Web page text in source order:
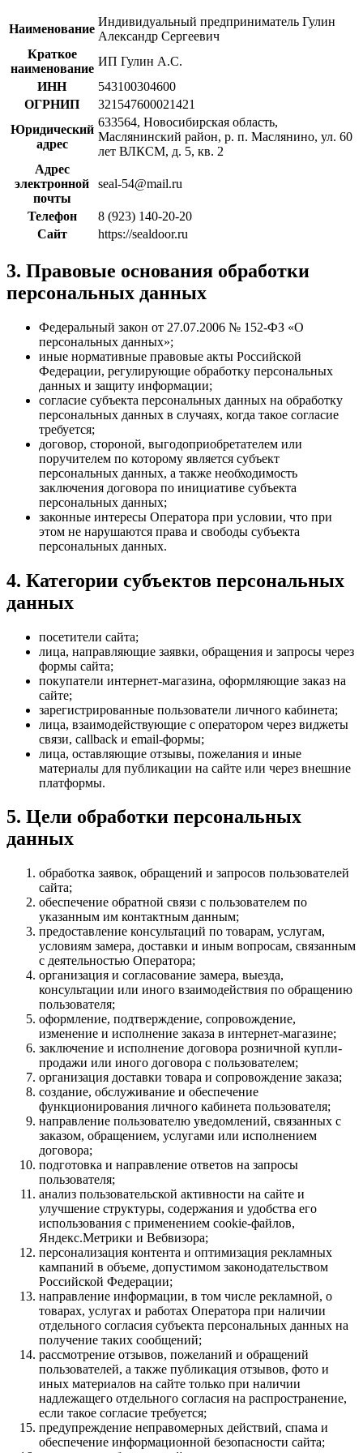
Наименование
Индивидуальный предприниматель Гулин
Александр Сергеевич
Краткое
наименование
ИП Гулин А.С.
ИНН
543100304600
ОГРНИП
321547600021421
Юридический
адрес
633564, Новосибирская область,
Маслянинский район, р. п. Маслянино, ул. 60
лет ВЛКСМ, д. 5, кв. 2
Адрес
электронной
почты
seal-54@mail.ru
Телефон
8 (923) 140-20-20
Сайт
https://sealdoor.ru
3. Правовые основания обработки
персональных данных
Федеральный закон от 27.07.2006 № 152-ФЗ «О
персональных данных»;
иные нормативные правовые акты Российской
Федерации, регулирующие обработку персональных
данных и защиту информации;
согласие субъекта персональных данных на обработку
персональных данных в случаях, когда такое согласие
требуется;
договор, стороной, выгодоприобретателем или
поручителем по которому является субъект
персональных данных, а также необходимость
заключения договора по инициативе субъекта
персональных данных;
законные интересы Оператора при условии, что при
этом не нарушаются права и свободы субъекта
персональных данных.
4. Категории субъектов персональных
данных
посетители сайта;
лица, направляющие заявки, обращения и запросы через
формы сайта;
покупатели интернет-магазина, оформляющие заказ на
сайте;
зарегистрированные пользователи личного кабинета;
лица, взаимодействующие с оператором через виджеты
связи, callback и email-формы;
лица, оставляющие отзывы, пожелания и иные
материалы для публикации на сайте или через внешние
платформы.
5. Цели обработки персональных
данных
обработка заявок, обращений и запросов пользователей
сайта;
обеспечение обратной связи с пользователем по
указанным им контактным данным;
предоставление консультаций по товарам, услугам,
условиям замера, доставки и иным вопросам, связанным
с деятельностью Оператора;
организация и согласование замера, выезда,
консультации или иного взаимодействия по обращению
пользователя;
оформление, подтверждение, сопровождение,
изменение и исполнение заказа в интернет-магазине;
заключение и исполнение договора розничной купли-
продажи или иного договора с пользователем;
организация доставки товара и сопровождение заказа;
создание, обслуживание и обеспечение
функционирования личного кабинета пользователя;
направление пользователю уведомлений, связанных с
заказом, обращением, услугами или исполнением
договора;
подготовка и направление ответов на запросы
пользователя;
анализ пользовательской активности на сайте и
улучшение структуры, содержания и удобства его
использования с применением cookie-файлов,
Яндекс.Метрики и Вебвизора;
персонализация контента и оптимизация рекламных
кампаний в объеме, допустимом законодательством
Российской Федерации;
направление информации, в том числе рекламной, о
товарах, услугах и работах Оператора при наличии
отдельного согласия субъекта персональных данных на
получение таких сообщений;
рассмотрение отзывов, пожеланий и обращений
пользователей, а также публикация отзывов, фото и
иных материалов на сайте только при наличии
надлежащего отдельного согласия на распространение,
если такое согласие требуется;
предупреждение неправомерных действий, спама и
обеспечение информационной безопасности сайта;